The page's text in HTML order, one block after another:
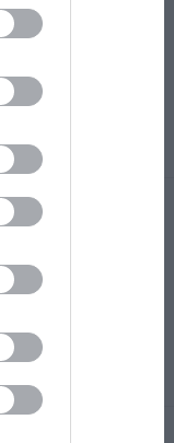
barátiak az árak!